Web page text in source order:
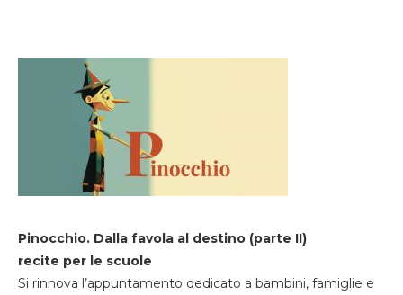
Pinocchio. Dalla favola al destino (parte II)
recite per le scuole
Si rinnova l’appuntamento dedicato a bambini, famiglie e